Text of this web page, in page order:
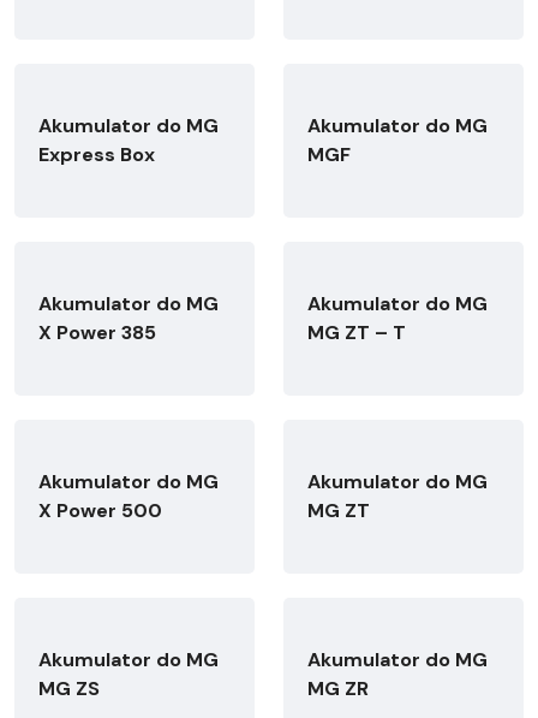
Akumulator do MG
Express Box
Akumulator do MG
MGF
Akumulator do MG
X Power 385
Akumulator do MG
MG ZT – T
Akumulator do MG
X Power 500
Akumulator do MG
MG ZT
Akumulator do MG
MG ZS
Akumulator do MG
MG ZR